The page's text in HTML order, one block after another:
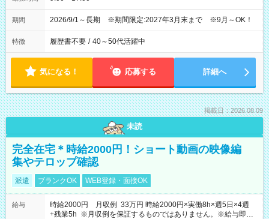
期間 2026/9/1～長期 ※期間限定:2027年3月末まで ※9月～OK！
特徴 履歴書不要 / 40～50代活躍中
気になる！ 応募する 詳細へ
掲載日：2026.08.09
未読
完全在宅＊時給2000円！ショート動画の映像編
集やテロップ確認
派遣 ブランクOK WEB登録・面接OK
給与
時給2000円 月収例 33万円 時給2000円×実働8h×週5日×4週
+残業5h ※月収例を保証するものではありません。※給与即受